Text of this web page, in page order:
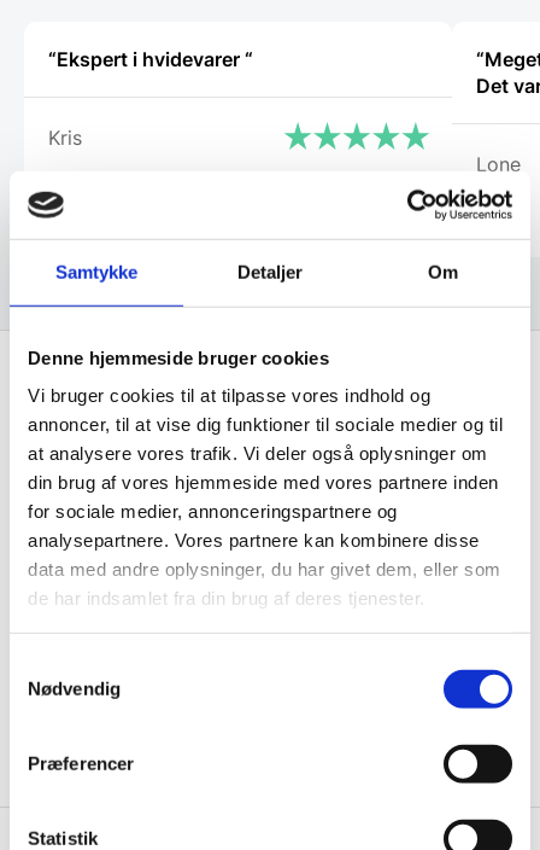
Samtykke Detaljer Om
Denne hjemmeside bruger cookies
Vi bruger cookies til at tilpasse vores indhold og
annoncer, til at vise dig funktioner til sociale medier og til
at analysere vores trafik. Vi deler også oplysninger om
din brug af vores hjemmeside med vores partnere inden
for sociale medier, annonceringspartnere og
analysepartnere. Vores partnere kan kombinere disse
data med andre oplysninger, du har givet dem, eller som
de har indsamlet fra din brug af deres tjenester.
Nødvendig
Præferencer
Statistik
“Ekspert i hvidevarer “
Kris
Det
Lone
Få de bedste tilbud først!
Husk at tilmelde dig vores nyhedsbrev og vær først
til de bedste tilbud. Og bare rolig, vi spammer dig
ikke, men sender kun relevante tilbud og
informationer til dig.